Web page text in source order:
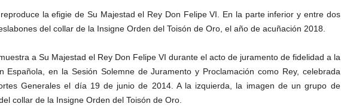
la efigie de Su Majestad el Rey Don Felipe VI. En la parte inferior y entre dos
del collar de la Insigne Orden del Toisón de Oro, el año de acuñación 2018.
a Su Majestad el Rey Don Felipe VI durante el acto de juramento de fidelidad a la
Española, en la Sesión Solemne de Juramento y Proclamación como Rey, celebrada
Generales el día 19 de junio de 2014. A la izquierda, la imagen de un grupo de
collar de la Insigne Orden del Toisón de Oro.